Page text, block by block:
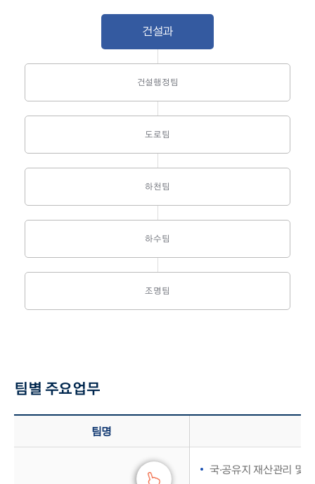
건설과
건설행정팀
도로팀
하천팀
하수팀
조명팀
팀별 주요업무
팀별 주요업무 - 팀명, 업무내용, 대표전화 정보 제공
팀명
국·공유지 재산관리 및